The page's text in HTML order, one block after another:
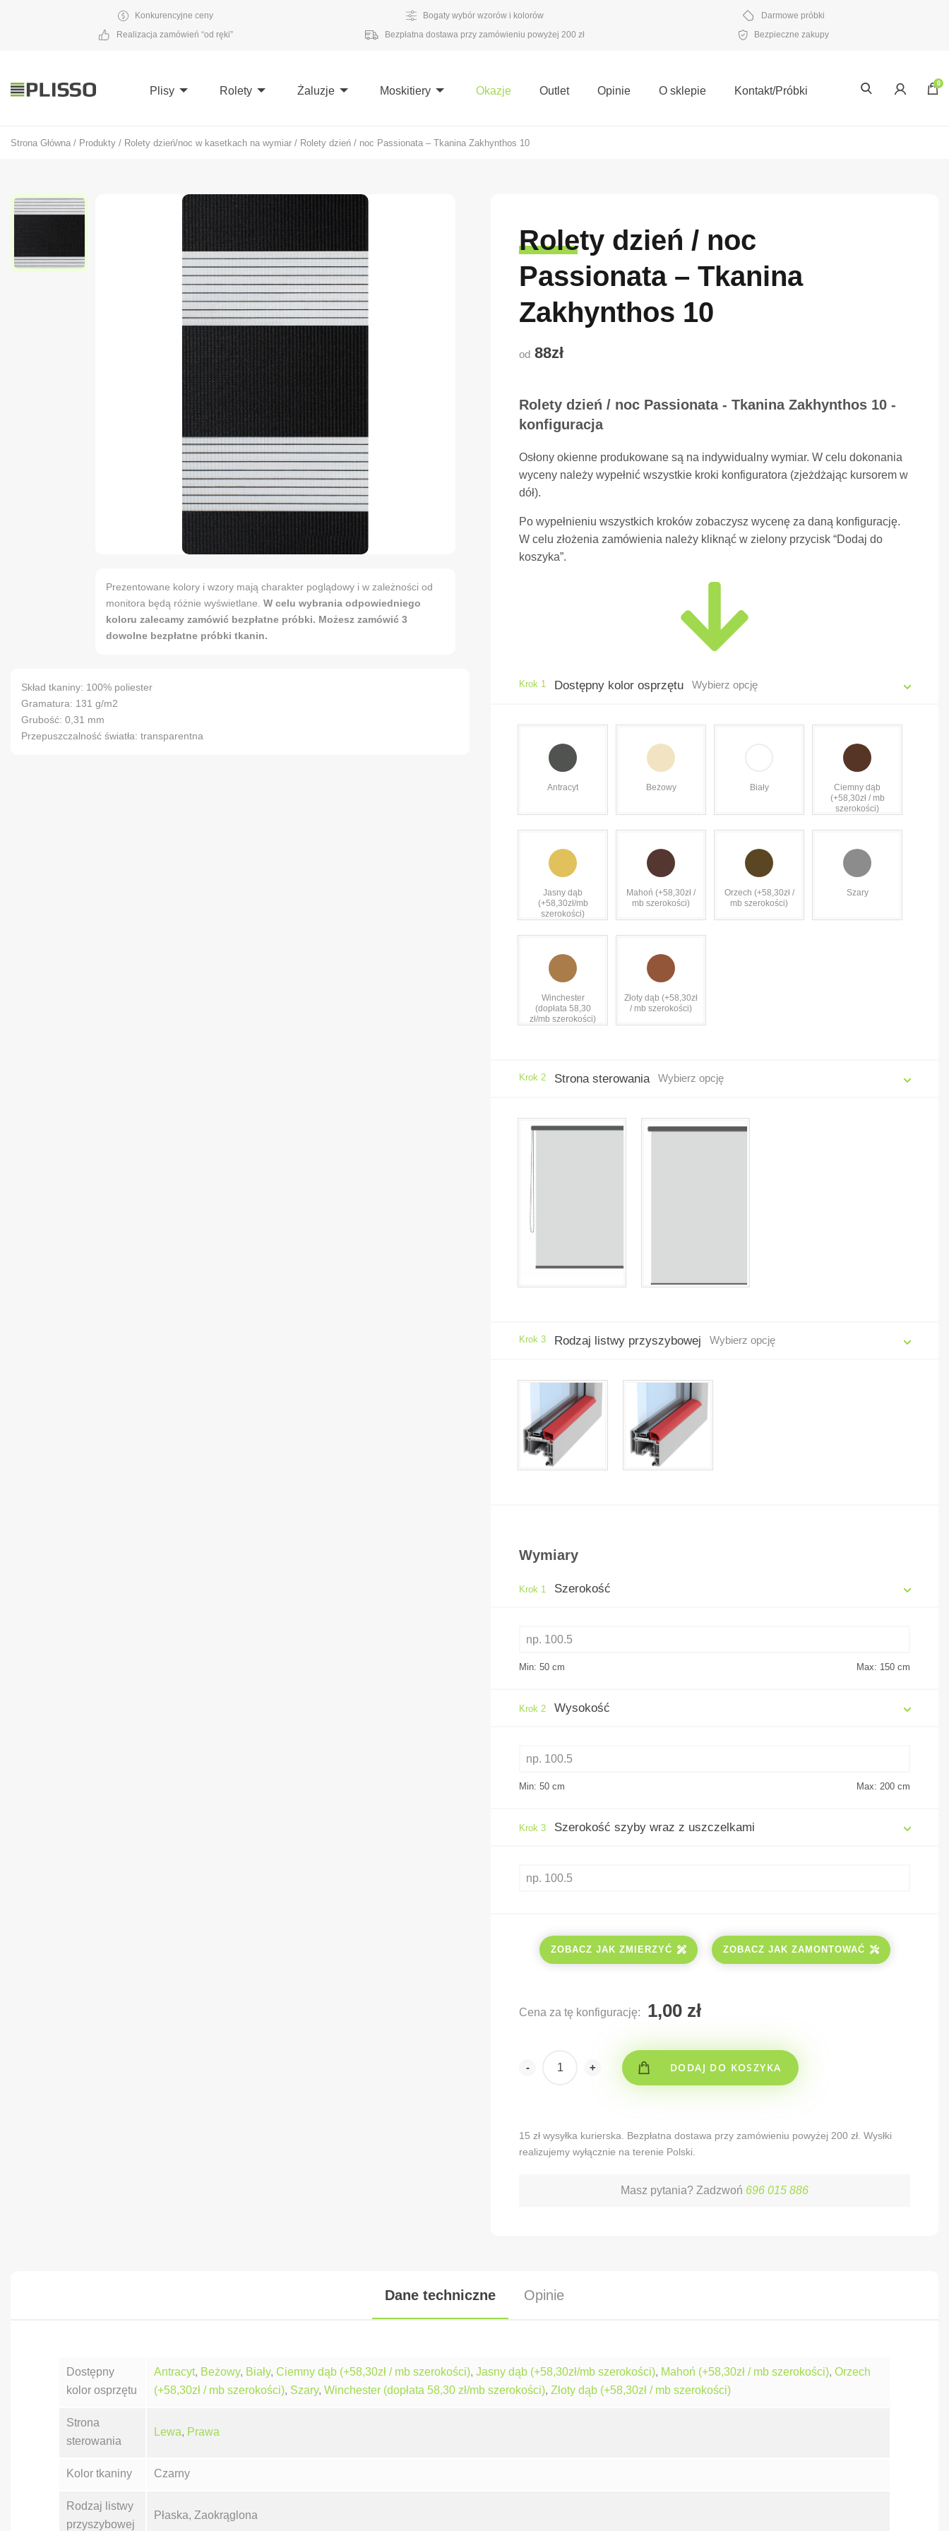
Konkurencyjne ceny Bogaty wybór wzorów i kolorów
Darmowe próbki
Realizacja zamówień “od ręki”
Bezpłatna dostawa przy zamówieniu powyżej 200 zł Bezpieczne zakupy
Plisy Rolety Żaluzje Moskitiery Okazje Outlet Opinie O sklepie Kontakt/Próbki
0
Strona Główna / Produkty / Rolety dzień/noc w kasetkach na wymiar / Rolety dzień / noc Passionata – Tkanina Zakhynthos 10
Prezentowane kolory i wzory mają charakter poglądowy i w zależności od
monitora będą różnie wyświetlane. W celu wybrania odpowiedniego
koloru zalecamy zamówić bezpłatne próbki. Możesz zamówić 3
dowolne bezpłatne próbki tkanin.
Skład tkaniny: 100% poliester
Gramatura: 131 g/m2
Grubość: 0,31 mm
Przepuszczalność światła: transparentna
Rolety dzień / noc
Passionata – Tkanina
Zakhynthos 10
od 88zł
Rolety dzień / noc Passionata - Tkanina Zakhynthos 10 -
konfiguracja
Osłony okienne produkowane są na indywidualny wymiar. W celu dokonania
wyceny należy wypełnić wszystkie kroki konfiguratora (zjeżdżając kursorem w
dół).
Po wypełnieniu wszystkich kroków zobaczysz wycenę za daną konfigurację.
W celu złożenia zamówienia należy kliknąć w zielony przycisk “Dodaj do
koszyka”.
Krok 1 Dostępny kolor osprzętu Wybierz opcję
Antracyt Beżowy Biały
Ciemny dąb
(+58,30zł / mb
szerokości)
Jasny dąb
(+58,30zł/mb
szerokości)
Mahoń (+58,30zł /
mb szerokości)
Orzech (+58,30zł /
mb szerokości)
Szary
Winchester
(dopłata 58,30
zł/mb szerokości)
Złoty dąb (+58,30zł
/ mb szerokości)
Krok 2 Strona sterowania Wybierz opcję
Krok 3 Rodzaj listwy przyszybowej Wybierz opcję
Wymiary
Krok 1 Szerokość
Min: 50 cm Max: 150 cm
Krok 2 Wysokość
Min: 50 cm Max: 200 cm
Krok 3 Szerokość szyby wraz z uszczelkami
ZOBACZ JAK ZMIERZYĆ ZOBACZ JAK ZAMONTOWAĆ
Cena za tę konfigurację:
- + DODAJ DO KOSZYKA
15 zł wysyłka kurierska. Bezpłatna dostawa przy zamówieniu powyżej 200 zł. Wysłki
realizujemy wyłącznie na terenie Polski.
Masz pytania? Zadzwoń 696 015 886
Dane techniczne Opinie
Dostępny
kolor osprzętu
Antracyt, Beżowy, Biały, Ciemny dąb (+58,30zł / mb szerokości), Jasny dąb (+58,30zł/mb szerokości), Mahoń (+58,30zł / mb szerokości), Orzech
(+58,30zł / mb szerokości), Szary, Winchester (dopłata 58,30 zł/mb szerokości), Złoty dąb (+58,30zł / mb szerokości)
Strona
sterowania
Lewa, Prawa
Kolor tkaniny Czarny
Rodzaj listwy
przyszybowej
Płaska, Zaokrąglona